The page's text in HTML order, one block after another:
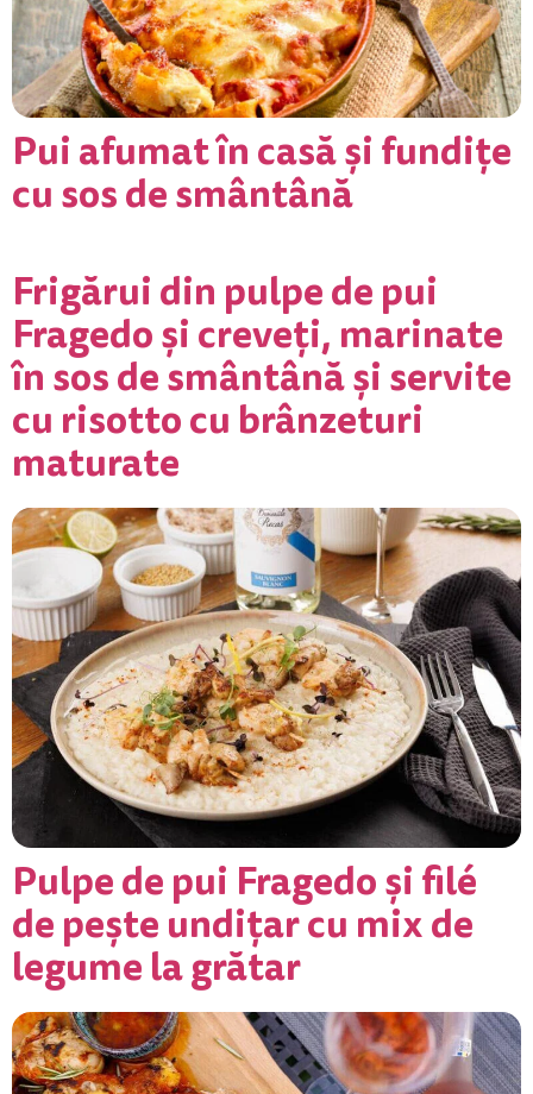
Pui afumat în casă și fundiţe
cu sos de smântână
Frigărui din pulpe de pui
Fragedo și creveți, marinate
în sos de smântână și servite
cu risotto cu brânzeturi
maturate
Pulpe de pui Fragedo și filé
de pește undițar cu mix de
legume la grătar